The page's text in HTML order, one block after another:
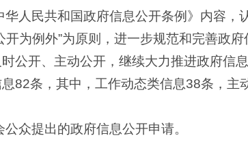
人民共和国政府信息公开条例》内容，
开为例外”为原则，进一步规范和完善政
公开、主动公开，继续大力推进政府信
82条，其中，工作动态类信息38条，主
众提出的政府信息公开申请。